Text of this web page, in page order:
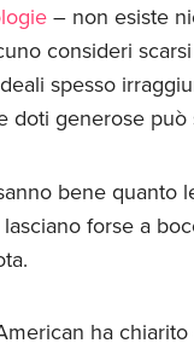
– non esiste
consideri scarsi
spesso
generose può
bene quanto
forse a
ha